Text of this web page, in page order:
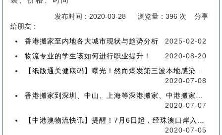
发布时间：2020-03-28 浏览量：396 次 分享
给朋友：
香港搬家至内地各大城市现状与趋势分析
2025-02-02
物流专业的学生该如何进行职业提升！
2020-08-20
【纸版通关健康码】曝光！然而爆发第三波本地感染，或再推迟启用！
2020-07-08
香港搬家到深圳、中山、上海等深港搬家、中港搬家的業務範圍、技術保障
2020-07-07
【中港澳物流快讯】提醒！7月6日起，经珠澳口岸入境有新变化！
2020-07-05